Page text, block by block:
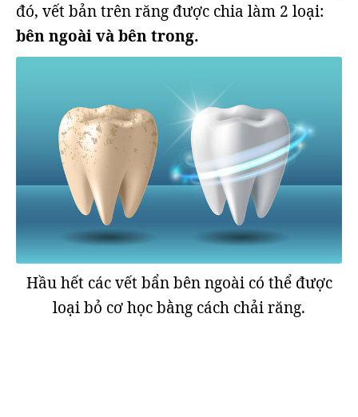
đó, vết bản trên răng được chia làm 2 loại:
bên ngoài và bên trong.
Hầu hết các vết bẩn bên ngoài có thể được
loại bỏ cơ học bằng cách chải răng.